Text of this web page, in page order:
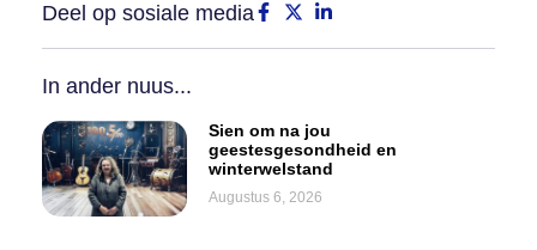
Deel op sosiale media
In ander nuus...
Sien om na jou
geestesgesondheid en
winterwelstand
Augustus 6, 2026